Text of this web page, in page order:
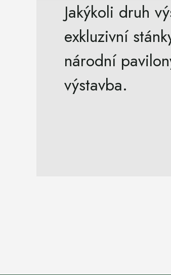
Jakýkoli druh
exkluzivní
národní
výstavba.